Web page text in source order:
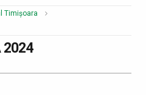
Timișoara
2024